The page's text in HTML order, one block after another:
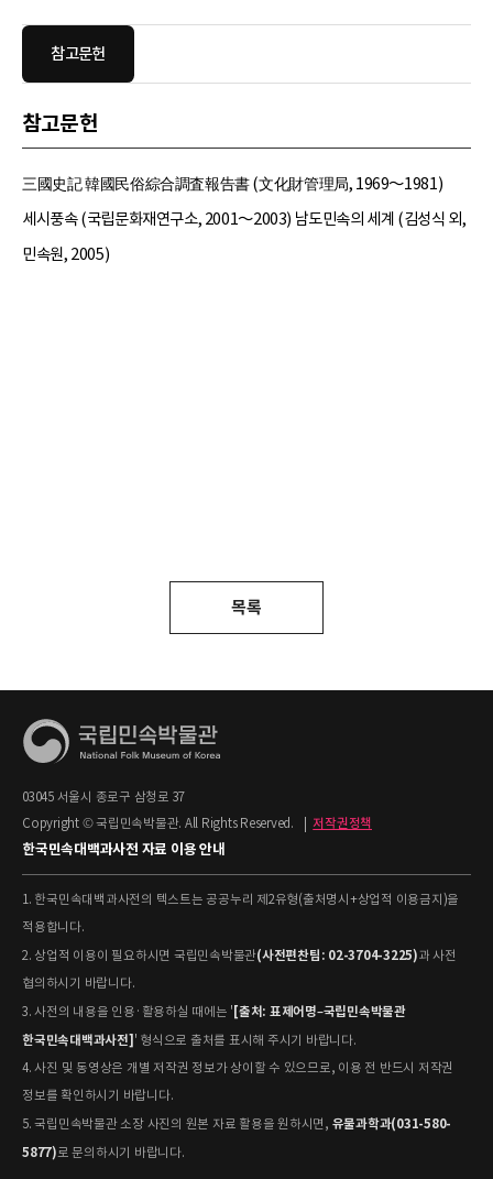
참고문헌
참고문헌
三國史記 韓國民俗綜合調査報告書 (文化財管理局, 1969～1981)
세시풍속 (국립문화재연구소, 2001～2003) 남도민속의 세계 (김성식 외,
민속원, 2005)
목록
03045 서울시 종로구 삼청로 37
Copyright © 국립민속박물관. All Rights Reserved.
저작권정책
한국민속대백과사전 자료 이용 안내
1. 한국민속대백과사전의 텍스트는 공공누리 제2유형(출처명시+상업적 이용금지)을
적용합니다.
2. 상업적 이용이 필요하시면 국립민속박물관(사전편찬팀: 02-3704-3225)과 사전
협의하시기 바랍니다.
3. 사전의 내용을 인용·활용하실 때에는 ' [출처: 표제어명–국립민속박물관
한국민속대백과사전] ' 형식으로 출처를 표시해 주시기 바랍니다.
4. 사진 및 동영상은 개별 저작권 정보가 상이할 수 있으므로, 이용 전 반드시 저작권
정보를 확인하시기 바랍니다.
5. 국립민속박물관 소장 사진의 원본 자료 활용을 원하시면, 유물과학과(031-580-
5877)로 문의하시기 바랍니다.